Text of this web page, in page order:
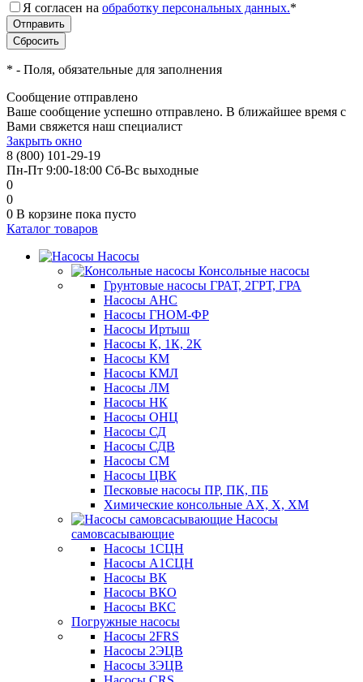
Я согласен на обработку персональных данных.*
* - Поля, обязательные для заполнения
Сообщение отправлено
Ваше сообщение успешно отправлено. В ближайшее время с
Вами свяжется наш специалист
Закрыть окно
8 (800) 101-29-19
Пн-Пт 9:00-18:00 Сб-Вс выходные
0
0
0 В корзине пока пусто
Каталог товаров
Насосы
Консольные насосы
Грунтовые насосы ГРАТ, 2ГРТ, ГРА
Насосы АНС
Насосы ГНОМ-ФР
Насосы Иртыш
Насосы К, 1К, 2К
Насосы КМ
Насосы КМЛ
Насосы ЛМ
Насосы НК
Насосы ОНЦ
Насосы СД
Насосы СДВ
Насосы СМ
Насосы ЦВК
Песковые насосы ПР, ПК, ПБ
Химические консольные АХ, Х, ХМ
Насосы
самовсасывающие
Насосы 1СЦН
Насосы А1СЦН
Насосы ВК
Насосы ВКО
Насосы ВКС
Погружные насосы
Насосы 2FRS
Насосы 2ЭЦВ
Насосы 3ЭЦВ